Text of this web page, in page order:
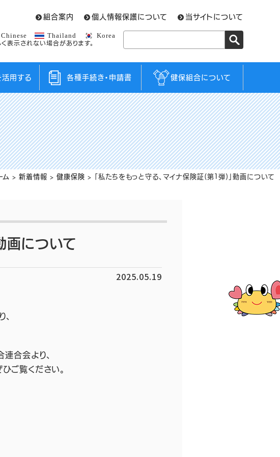
組合案内 個人情報保護について 当サイトについて
Chinese Thailand Korea
表示されない場合があります。
用する 各種手続き・申請書 健保組合について
ム > 新着情報 > 健康保険 > 「私たちをもっと守る、マイナ保険証(第１弾)」動画について
画について
2025.05.19
合会より、
ご覧ください。